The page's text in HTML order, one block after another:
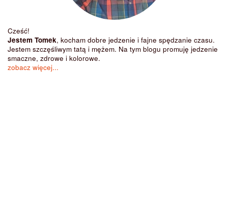
Cześć!
Jestem Tomek, kocham dobre jedzenie i fajne spędzanie czasu.
Jestem szczęśliwym tatą i mężem. Na tym blogu promuję jedzenie
smaczne, zdrowe i kolorowe.
zobacz więcej...